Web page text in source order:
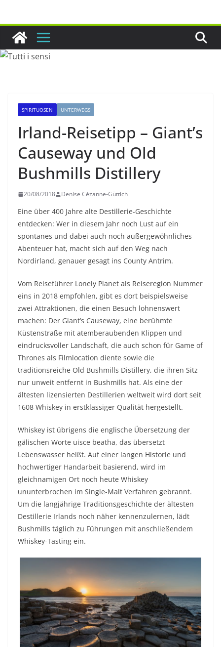
springen
SPIRITUOSEN UNTERWEGS
Irland-Reisetipp – Giant’s
Causeway und Old
Bushmills Distillery
20/08/2018 Denise Cézanne-Güttich
Eine über 400 Jahre alte Destillerie-Geschichte
entdecken: Wer in diesem Jahr noch Lust auf ein
spontanes und dabei auch noch außergewöhnliches
Abenteuer hat, macht sich auf den Weg nach
Nordirland, genauer gesagt ins County Antrim.
Vom Reiseführer Lonely Planet als Reiseregion Nummer
eins in 2018 empfohlen, gibt es dort beispielsweise
zwei Attraktionen, die einen Besuch lohnenswert
machen: Der Giant’s Causeway, eine berühmte
Küstenstraße mit atemberaubenden Klippen und
eindrucksvoller Landschaft, die auch schon für Game of
Thrones als Filmlocation diente sowie die
traditionsreiche Old Bushmills Distillery, die ihren Sitz
nur unweit entfernt in Bushmills hat. Als eine der
ältesten lizensierten Destillerien weltweit wird dort seit
1608 Whiskey in erstklassiger Qualität hergestellt.
Whiskey ist übrigens die englische Übersetzung der
gälischen Worte uisce beatha, das übersetzt
Lebenswasser heißt. Auf einer langen Historie und
hochwertiger Handarbeit basierend, wird im
gleichnamigen Ort noch heute Whiskey
ununterbrochen im Single-Malt Verfahren gebrannt.
Um die langjährige Traditionsgeschichte der ältesten
Destillerie Irlands noch näher kennenzulernen, lädt
Bushmills täglich zu Führungen mit anschließendem
Whiskey-Tasting ein.